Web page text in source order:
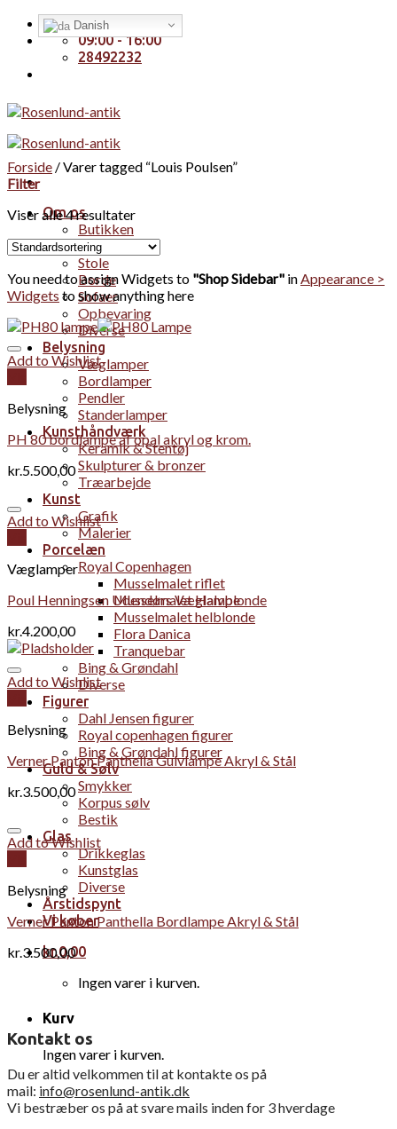
Skip
Handelsbetingelser
09:00 - 16:00
28492232
Om os
Butikken
Møbler
Stole
Borde
Sofaer
Opbevaring
Diverse
Belysning
Væglamper
Bordlamper
Pendler
Standerlamper
Kunsthåndværk
Keramik & Stentøj
Skulpturer & bronzer
Træarbejde
Kunst
Grafik
Malerier
Porcelæn
Royal Copenhagen
Musselmalet riflet
Musselmalet Halvblonde
Musselmalet helblonde
Flora Danica
Tranquebar
Bing & Grøndahl
Diverse
Figurer
Dahl Jensen figurer
Royal copenhagen figurer
Bing & Grøndahl figurer
Guld & Sølv
Smykker
Korpus sølv
Bestik
Glas
Drikkeglas
Kunstglas
Diverse
Årstidspynt
Vi køber
kr.0,00
Ingen varer i kurven.
Kurv
Ingen varer i kurven.
Forside /Varer tagged “Louis Poulsen”
Filter
Viser alle 4 resultater
You need to assign Widgets to "Shop Sidebar" inAppearance >
Widgets to show anything here
Add to Wishlist
Belysning
PH 80 bordlampe af opal akryl og krom.
kr.5.500,00
Add to Wishlist
Væglamper
Poul Henningsen Udendørs Væglampe
kr.4.200,00
Add to Wishlist
Belysning
Verner Panton Panthella Gulvlampe Akryl & Stål
kr.3.500,00
Add to Wishlist
Belysning
Verner Panton Panthella Bordlampe Akryl & Stål
kr.3.500,00
Kontakt os
Du er altid velkommen til at kontakte os på
mail: info@rosenlund-antik.dk
Vi bestræber os på at svare mails inden for 3 hverdage
Danish